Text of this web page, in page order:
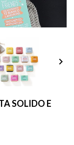


SOLIDO E